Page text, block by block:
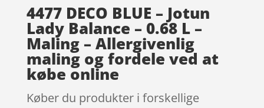
4477 DECO BLUE – Jotun
Lady Balance – 0.68 L –
Maling – Allergivenlig
maling og fordele ved at
købe online
Køber du produkter i forskellige